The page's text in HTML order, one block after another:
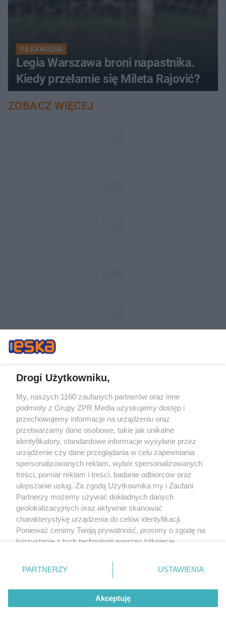
PIŁKA NOŻNA
Legia Warszawa broni napastnika.
Kiedy przełamie się Mileta Rajović?
ZOBACZ WIĘCEJ
Żaden utwór zamieszczony w serwisie nie może być powielany i
rozpowszechniany lub dalej rozpowszechniany w jakikolwiek sposób (w
tym także elektroniczny lub mechaniczny) na jakimkolwiek polu
eksploatacji w jakiejkolwiek formie, włącznie z umieszczaniem w Internecie
bez pisemnej zgody właściciela praw. Jakiekolwiek użycie lub
wykorzystanie utworów w całości lub w części z naruszeniem prawa, tzn.
bez właściwej zgody, jest zabronione pod groźbą kary i może być ścigane
prawnie.
O nas
Drogi Użytkowniku,
My, naszych 1160 zaufanych partnerów oraz inne
podmioty z Grupy ZPR Media uzyskujemy dostęp i
przechowujemy informacje na urządzeniu oraz
przetwarzamy dane osobowe, takie jak unikalne
identyfikatory, standardowe informacje wysyłane przez
urządzenie czy dane przeglądania w celu zapewniania
spersonalizowanych reklam, wybór spersonalizowanych
treści, pomiar reklam i treści, badanie odbiorców oraz
ulepszanie usług. Za zgodą Użytkownika my i Zaufani
Partnerzy możemy używać dokładnych danych
geolokalizacyjnych oraz aktywnie skanować
charakterystykę urządzenia do celów identyfikacji.
Ponieważ cenimy Twoją prywatność, prosimy o zgodę na
korzystanie z tych technologii poprzez kliknięcie
zmienić/wycofać klikając przycisk ustawień prywatności
znajdujący się w lewym dolnym rogu strony
rodzaje przetwarzania danych nie wymagają zgody
użytkownika, ale masz prawo sprzeciwić się takiemu
przetwarzaniu. Preferencje będą miały zastosowanie tylko
PARTNERZY USTAWIENIA
Akceptuję